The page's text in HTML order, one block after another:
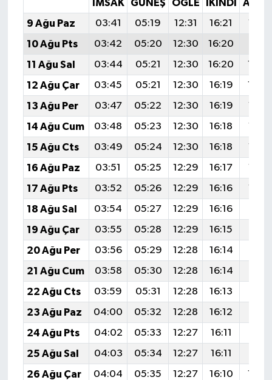
İMSAK GÜNEŞ ÖĞLE İKINDI
9 Ağu Paz
03:41 05:19 12:31 16:21
10 Ağu Pts
03:42 05:20 12:30 16:20
11 Ağu Sal
03:44 05:21 12:30 16:20
12 Ağu Çar
03:45 05:21 12:30 16:19
13 Ağu Per
03:47 05:22 12:30 16:19
14 Ağu Cum
03:48 05:23 12:30 16:18
15 Ağu Cts
03:49 05:24 12:30 16:18
16 Ağu Paz
03:51 05:25 12:29 16:17
17 Ağu Pts
03:52 05:26 12:29 16:16
18 Ağu Sal
03:54 05:27 12:29 16:16
19 Ağu Çar
03:55 05:28 12:29 16:15
20 Ağu Per
03:56 05:29 12:28 16:14
21 Ağu Cum
03:58 05:30 12:28 16:14
22 Ağu Cts
03:59 05:31 12:28 16:13
23 Ağu Paz
04:00 05:32 12:28 16:12
24 Ağu Pts
04:02 05:33 12:27 16:11
25 Ağu Sal
04:03 05:34 12:27 16:11
26 Ağu Çar
04:04 05:35 12:27 16:10